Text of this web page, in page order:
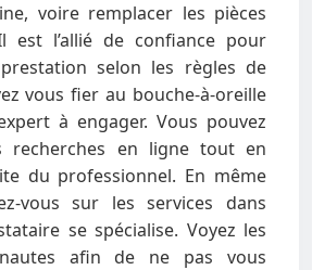
voire remplacer les pièces
est l’allié de confiance pour
selon les règles de
vous fier au bouche-à-oreille
à engager. Vous pouvez
recherches en ligne tout en
du professionnel. En même
vous sur les services dans
se spécialise. Voyez les
afin de ne pas vous